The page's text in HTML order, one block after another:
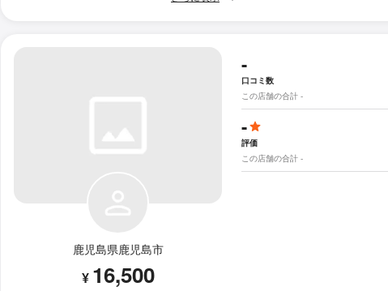
鹿児島県鹿児島市
¥ 16,500
-
口コミ数
この店舗の合計 -
-
評価
この店舗の合計 -